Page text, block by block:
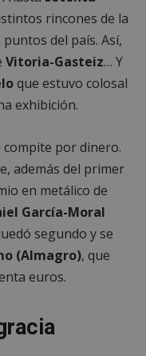
rincones de la
del país. Así,
Vitoria-Gasteiz… Y
que estuvo colosal
exhibición.
compite por dinero.
además del primer
en metálico de
García-Moral
segundo y se
(Almagro), que
euros.